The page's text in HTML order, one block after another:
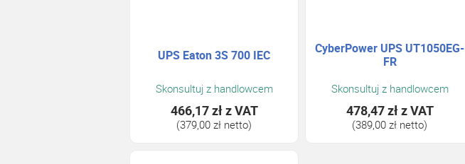
UPS Eaton 3S 700 IEC
Skonsultuj z handlowcem
466,17 złz VAT
(379,00 zł netto)
CyberPower UPS UT1050EG-
FR
Skonsultuj z handlowcem
478,47 złz VAT
(389,00 zł netto)